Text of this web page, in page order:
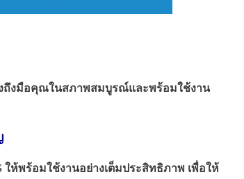
งถึงมือคุณในสภาพสมบูรณ์และพร้อมใช้งาน
ห้พร้อมใช้งานอย่างเต็มประสิทธิภาพ เพื่อให้